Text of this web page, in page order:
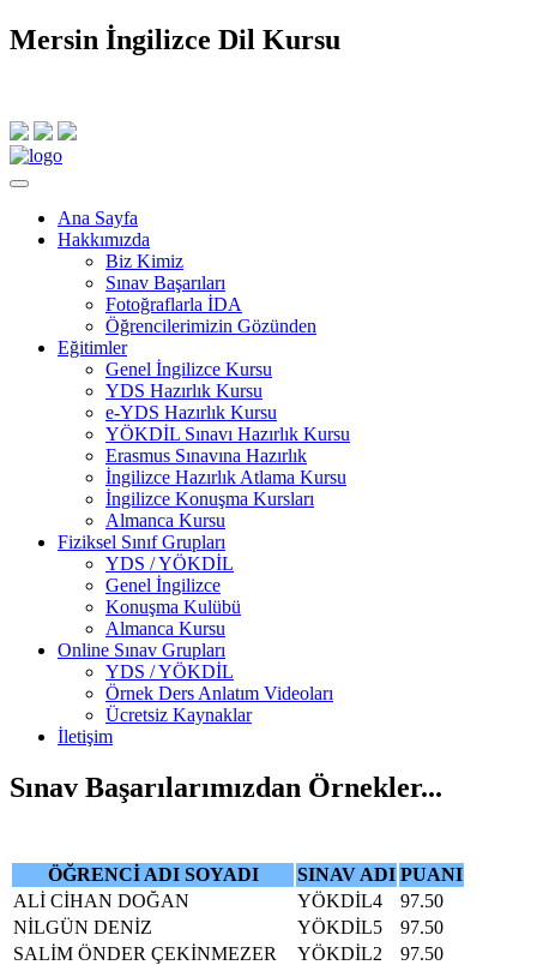
Mersin İngilizce Dil Kursu
Ana Sayfa
Hakkımızda
Biz Kimiz
Sınav Başarıları
Fotoğraflarla İDA
Öğrencilerimizin Gözünden
Eğitimler
Genel İngilizce Kursu
YDS Hazırlık Kursu
e-YDS Hazırlık Kursu
YÖKDİL Sınavı Hazırlık Kursu
Erasmus Sınavına Hazırlık
İngilizce Hazırlık Atlama Kursu
İngilizce Konuşma Kursları
Almanca Kursu
Fiziksel Sınıf Grupları
YDS / YÖKDİL
Genel İngilizce
Konuşma Kulübü
Almanca Kursu
Online Sınav Grupları
YDS / YÖKDİL
Örnek Ders Anlatım Videoları
Ücretsiz Kaynaklar
İletişim
Sınav Başarılarımızdan Örnekler...
ÖĞRENCİ ADI SOYADI SINAV ADI PUANI
ALİ CİHAN DOĞAN
YÖKDİL4
97.50
NİLGÜN DENİZ
YÖKDİL5
97.50
SALİM ÖNDER ÇEKİNMEZER
YÖKDİL2
97.50